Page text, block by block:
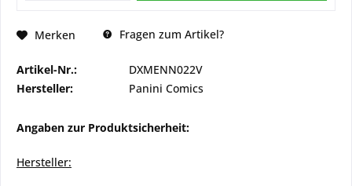
Merken Fragen zum Artikel?
Artikel-Nr.:
DXMENN022V
Hersteller:
Panini Comics
Angaben zur Produktsicherheit:
Hersteller: